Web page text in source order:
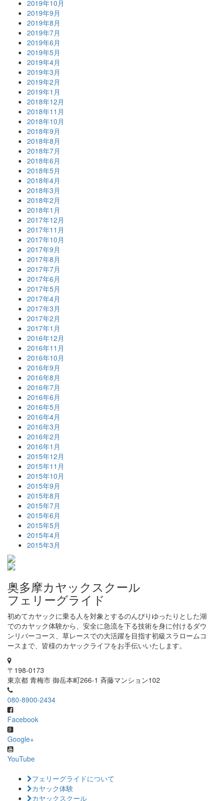
2019年10月
2019年9月
2019年8月
2019年7月
2019年6月
2019年5月
2019年4月
2019年3月
2019年2月
2019年1月
2018年12月
2018年11月
2018年10月
2018年9月
2018年8月
2018年7月
2018年6月
2018年5月
2018年4月
2018年3月
2018年2月
2018年1月
2017年12月
2017年11月
2017年10月
2017年9月
2017年8月
2017年7月
2017年6月
2017年5月
2017年4月
2017年3月
2017年2月
2017年1月
2016年12月
2016年11月
2016年10月
2016年9月
2016年8月
2016年7月
2016年6月
2016年5月
2016年4月
2016年3月
2016年2月
2016年1月
2015年12月
2015年11月
2015年10月
2015年9月
2015年8月
2015年7月
2015年6月
2015年5月
2015年4月
2015年3月
奥多摩カヤックスクール
フェリーグライド
初めてカヤックに乗る人を対象とするのんびりゆったりとした湖
でのカヤック体験から、安全に急流を下る技術を身に付けるダウ
ンリバーコース、草レースでの大活躍を目指す初級スラロームコ
ースまで、皆様のカヤックライフをお手伝いいたします。
〒198-0173
東京都 青梅市 御岳本町266-1 斉藤マンション102
080-8900-2434
Facebook
Google+
YouTube
フェリーグライドについて
カヤック体験
カヤックスクール